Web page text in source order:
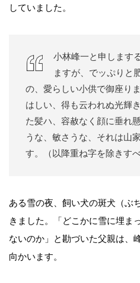
していました。
小林峰一と申します
ますが、でッぷりと
の、愛らしい小供で御座り
はしい、得も云われぬ光輝
た髪ハ、容赦なく顔に垂れ
うな、敏さうな、それは山
す。（以降重ね字を除きす
ある雪の夜、飼い犬の斑犬（ぶ
きました。「どこかに雪に埋ま
ないのか」と勘づいた父親は、
向かいます。